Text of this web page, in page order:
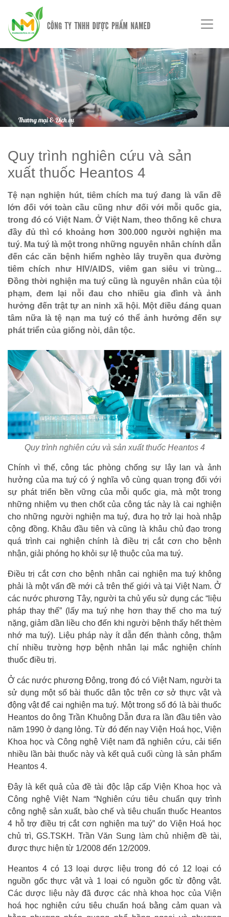
Quy trình nghiên cứu và sản
xuất thuốc Heantos 4
Tệ nạn nghiện hút, tiêm chích ma tuý đang là vấn đề
lớn đối với toàn cầu cũng như đối với mỗi quốc gia,
trong đó có Việt Nam. Ở Việt Nam, theo thống kê chưa
đầy đủ thì có khoảng hơn 300.000 người nghiện ma
tuý. Ma tuý là một trong những nguyên nhân chính dẫn
đến các căn bệnh hiểm nghèo lây truyền qua đường
tiêm chích như HIV/AIDS, viêm gan siêu vi trùng...
Đồng thời nghiện ma tuý cũng là nguyên nhân của tội
phạm, đem lại nỗi đau cho nhiều gia đình và ảnh
hưởng đến trật tự an ninh xã hội. Một điều đáng quan
tâm nữa là tệ nạn ma tuý có thể ảnh hưởng đến sự
phát triển của giống nòi, dân tộc.
Quy trình nghiên cứu và sản xuất thuốc Heantos 4
Chính vì thế, công tác phòng chống sự lây lan và ảnh
hưởng của ma tuý có ý nghĩa vô cùng quan trọng đối với
sự phát triển bền vững của mỗi quốc gia, mà một trong
những nhiệm vụ then chốt của công tác này là cai nghiện
cho những người nghiện ma tuý, đưa họ trở lại hoà nhập
cộng đồng. Khâu đầu tiên và cũng là khâu chủ đạo trong
quá trình cai nghiện chính là điều trị cắt cơn cho bệnh
nhận, giải phóng họ khỏi sự lệ thuộc của ma tuý.
Điều trị cắt cơn cho bệnh nhân cai nghiện ma tuý không
phải là một vấn đề mới cả trên thế giới và tại Việt Nam. Ở
các nước phương Tây, người ta chủ yếu sử dụng các “liệu
pháp thay thế” (lấy ma tuý nhẹ hơn thay thế cho ma tuý
nặng, giảm dần liều cho đến khi người bệnh thấy hết thèm
nhớ ma tuý). Liệu pháp này ít dẫn đến thành công, thậm
chí nhiều trường hợp bệnh nhân lại mắc nghiện chính
thuốc điều trị.
Ở các nước phương Đông, trong đó có Việt Nam, người ta
sử dụng một số bài thuốc dân tộc trên cơ sở thực vật và
động vật để cai nghiện ma tuý. Một trong số đó là bài thuốc
Heantos do ông Trần Khuông Dẫn đưa ra lần đầu tiên vào
năm 1990 ở dạng lỏng. Từ đó đến nay Viện Hoá học, Viện
Khoa học và Công nghệ Việt nam đã nghiên cứu, cải tiến
nhiều lần bài thuốc này và kết quả cuối cùng là sản phẩm
Heantos 4.
Đây là kết quả của đề tài độc lập cấp Viện Khoa học và
Công nghệ Việt Nam “Nghiên cứu tiêu chuẩn quy trình
công nghệ sản xuất, bào chế và tiêu chuẩn thuốc Heantos
4 hỗ trợ điều trị cắt cơn nghiện ma tuý” do Viện Hoá học
chủ trì, GS.TSKH. Trần Văn Sung làm chủ nhiệm đề tài,
được thực hiện từ 1/2008 đến 12/2009.
Heantos 4 có 13 loại dược liệu trong đó có 12 loại có
nguồn gốc thực vật và 1 loại có nguồn gốc từ động vật.
Các dược liệu này đã được các nhà khoa học của Viện
hoá học nghiên cứu tiêu chuẩn hoá bằng cảm quan và